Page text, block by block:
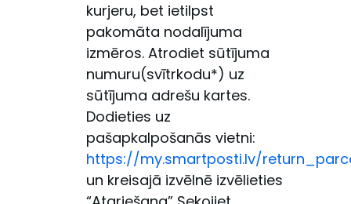
kurjeru, bet ietilpst
pakomāta nodalījuma
izmēros. Atrodiet sūtījuma
numuru(svītrkodu*) uz
sūtījuma adrešu kartes.
Dodieties uz
pašapkalpošanās vietni:
https://my.smartposti.lv/
un kreisajā izvēlnē izvēlieties